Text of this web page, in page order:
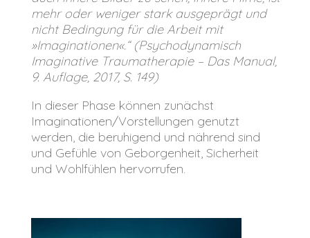
mehr oder weniger stark ausgeprägt und
nicht Bedingung für die Arbeit mit
»Imaginationen«.“ (Psychodynamisch
Imaginative Traumatherapie – Das Manual,
9. Auflage, 2017, S. 149)
In dieser Phase können zunächst
Imaginationen/Vorstellungen genutzt
werden, die beruhigend und nährend sind
und Gefühle von Geborgenheit, Sicherheit
und Wohlfühlen hervorrufen.